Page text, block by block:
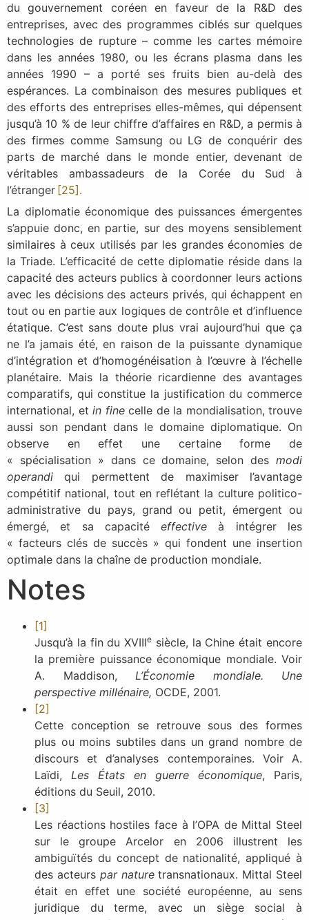
du gouvernement coréen en faveur de la R&D des
entreprises, avec des programmes ciblés sur quelques
technologies de rupture – comme les cartes mémoire
dans les années 1980, ou les écrans plasma dans les
années 1990 – a porté ses fruits bien au-delà des
espérances. La combinaison des mesures publiques et
des efforts des entreprises elles-mêmes, qui dépensent
jusqu’à 10 % de leur chiffre d’affaires en R&D, a permis à
des firmes comme Samsung ou LG de conquérir des
parts de marché dans le monde entier, devenant de
véritables ambassadeurs de la Corée du Sud à
l’étranger [25].
La diplomatie économique des puissances émergentes
s’appuie donc, en partie, sur des moyens sensiblement
similaires à ceux utilisés par les grandes économies de
la Triade. L’efficacité de cette diplomatie réside dans la
capacité des acteurs publics à coordonner leurs actions
avec les décisions des acteurs privés, qui échappent en
tout ou en partie aux logiques de contrôle et d’influence
étatique. C’est sans doute plus vrai aujourd’hui que ça
ne l’a jamais été, en raison de la puissante dynamique
d’intégration et d’homogénéisation à l’œuvre à l’échelle
planétaire. Mais la théorie ricardienne des avantages
comparatifs, qui constitue la justification du commerce
international, et in finecelle de la mondialisation, trouve
aussi son pendant dans le domaine diplomatique. On
observe en effet une certaine forme de
« spécialisation » dans ce domaine, selon des modi
operandi qui permettent de maximiser l’avantage
compétitif national, tout en reflétant la culture politico-
administrative du pays, grand ou petit, émergent ou
émergé, et sa capacitéeffective à intégrer les
« facteurs clés de succès » qui fondent une insertion
optimale dans la chaîne de production mondiale.
Notes
[1]
Jusqu’à la fin du XVIIIe siècle, la Chine était encore
la première puissance économique mondiale. Voir
A. Maddison, L’Économie mondiale. Une
perspective millénaire, OCDE, 2001.
[2]
Cette conception se retrouve sous des formes
plus ou moins subtiles dans un grand nombre de
discours et d’analyses contemporaines. Voir A.
Laïdi, Les États en guerre économique, Paris,
éditions du Seuil, 2010.
[3]
Les réactions hostiles face à l’OPA de Mittal Steel
sur le groupe Arcelor en 2006 illustrent les
ambiguïtés du concept de nationalité, appliqué à
des acteurs par naturetransnationaux. Mittal Steel
était en effet une société européenne, au sens
juridique du terme, avec un siège social à